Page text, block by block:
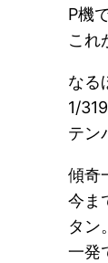
P機
これ
なる
1/
テン
傾奇
今ま
タン。
一発